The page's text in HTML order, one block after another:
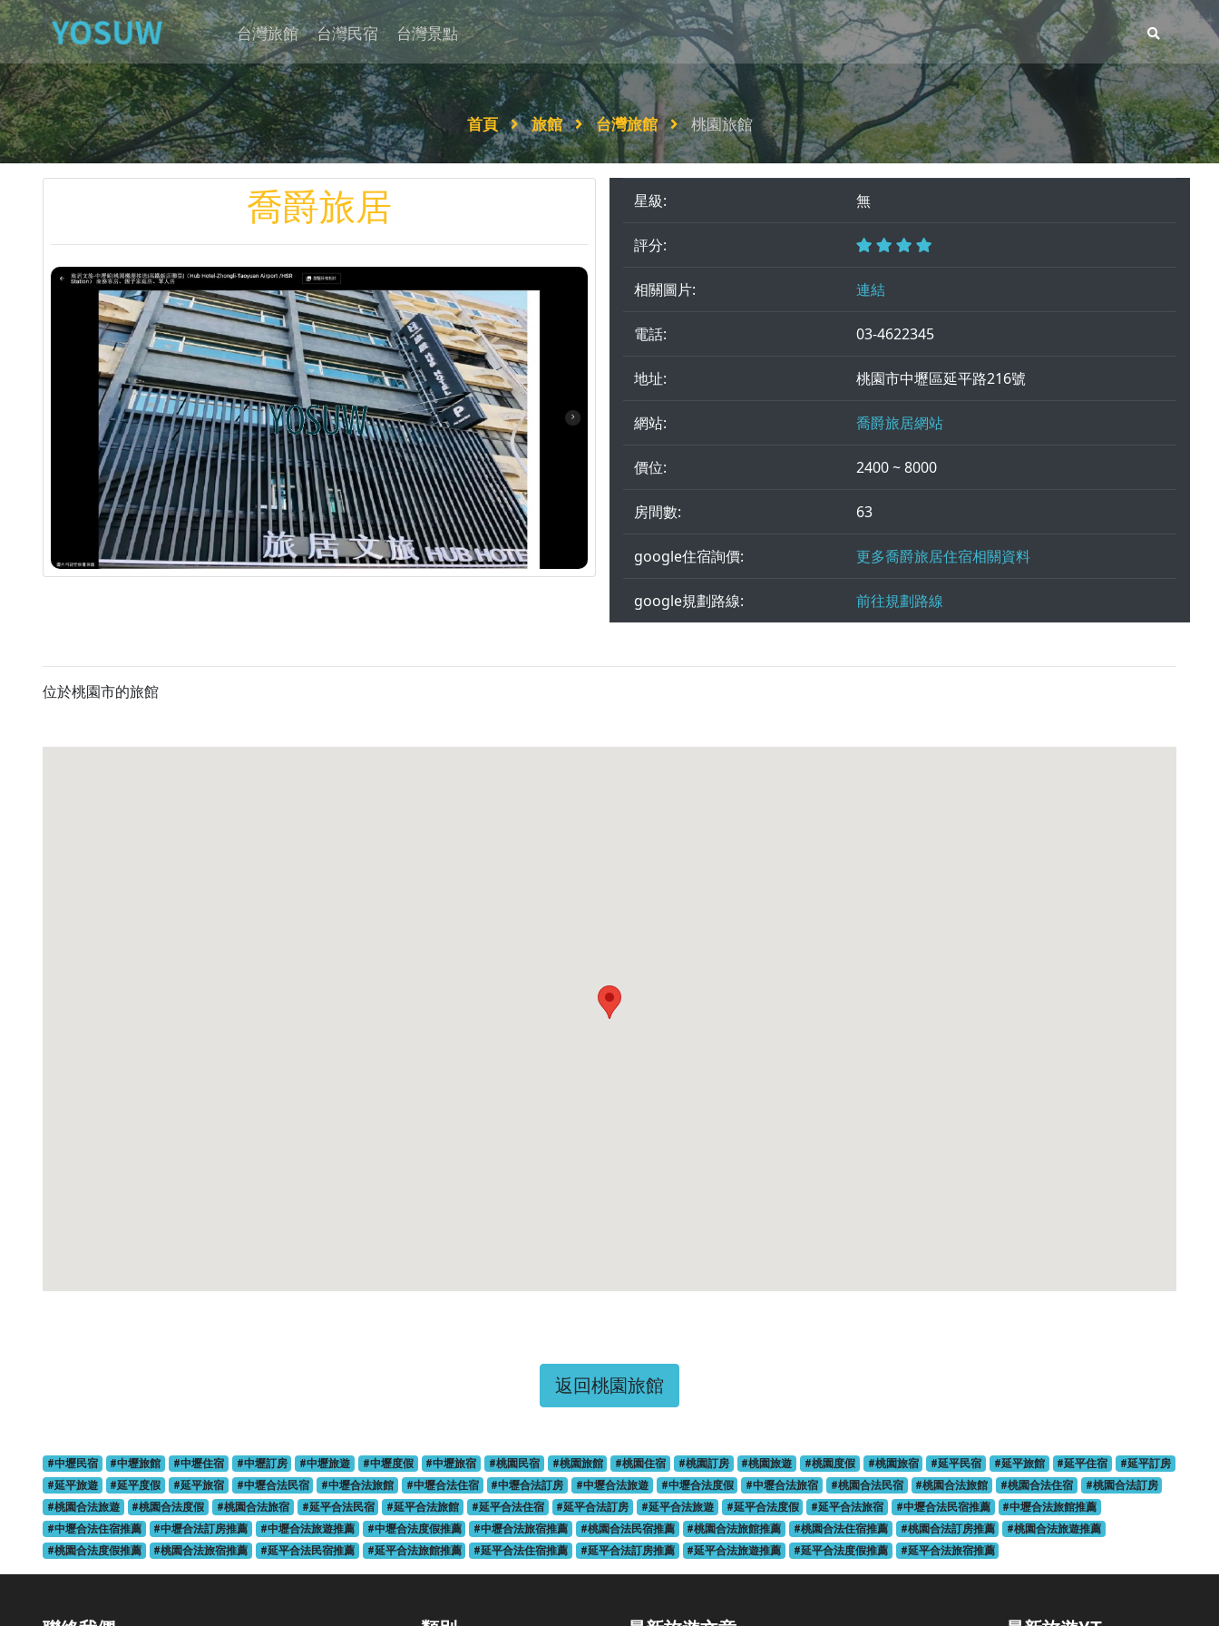
台灣旅館 台灣民宿 台灣景點
首頁 旅館 台灣旅館 桃園旅館
喬爵旅居 星級: 無
評分:
相關圖片: 連結
電話: 03-4622345
地址: 桃園市中壢區延平路216號
網站: 喬爵旅居網站
價位: 2400 ~ 8000
房間數: 63
google住宿詢價: 更多喬爵旅居住宿相關資料
google規劃路線: 前往規劃路線
位於桃園市的旅館
返回桃園旅館
#中壢民宿 #中壢旅館 #中壢住宿 #中壢訂房 #中壢旅遊 #中壢度假 #中壢旅宿 #桃園民宿 #桃園旅館 #桃園住宿 #桃園訂房 #桃園旅遊 #桃園度假 #桃園旅宿 #延平民宿 #延平旅館 #延平住宿
#延平訂房
#延平旅遊
#延平度假 #延平旅宿 #中壢合法民宿 #中壢合法旅館 #中壢合法住宿 #中壢合法訂房 #中壢合法旅遊 #中壢合法度假 #中壢合法旅宿 #桃園合法民宿 #桃園合法旅館 #桃園合法住宿
#桃園合法訂房
#桃園合法旅遊
#桃園合法度假 #桃園合法旅宿 #延平合法民宿 #延平合法旅館 #延平合法住宿 #延平合法訂房 #延平合法旅遊 #延平合法度假 #延平合法旅宿 #中壢合法民宿推薦
#中壢合法旅館推薦
#中壢合法住宿推薦
#中壢合法訂房推薦 #中壢合法旅遊推薦 #中壢合法度假推薦 #中壢合法旅宿推薦 #桃園合法民宿推薦 #桃園合法旅館推薦 #桃園合法住宿推薦 #桃園合法訂房推薦
#桃園合法旅遊推薦
#桃園合法度假推薦
#桃園合法旅宿推薦 #延平合法民宿推薦 #延平合法旅館推薦 #延平合法住宿推薦 #延平合法訂房推薦 #延平合法旅遊推薦 #延平合法度假推薦 #延平合法旅宿推薦